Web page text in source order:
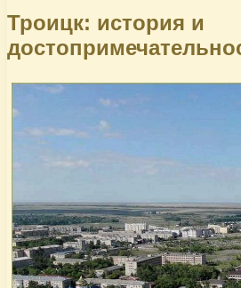
Троицк: история и